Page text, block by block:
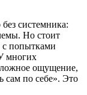
системника:
Но стоит
с попытками
многих
ложное ощущение,
сам по себе». Это